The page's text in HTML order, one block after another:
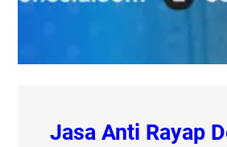
Jasa Anti Rayap